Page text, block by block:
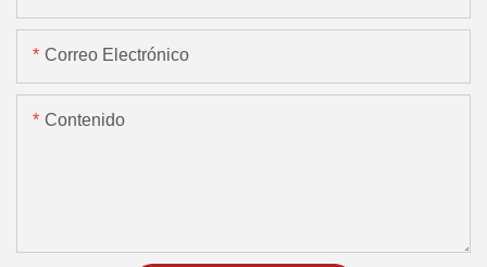
Correo Electrónico
Contenido